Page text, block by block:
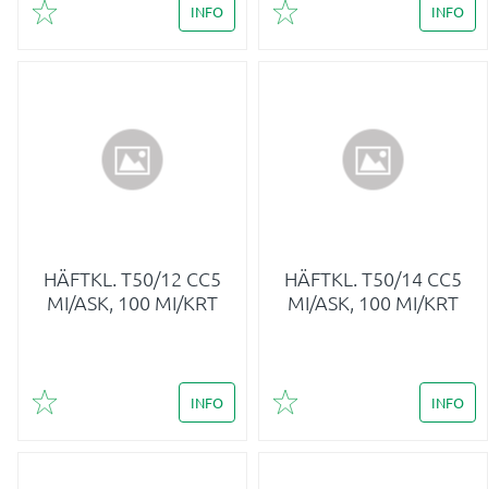
Lägg till i favoriter
INFO
Lägg till i favoriter
INFO
HÄFTKL. T50/12 CC5
MI/ASK, 100 MI/KRT
Lägg till i favoriter
INFO
HÄFTKL. T50/14 CC5
MI/ASK, 100 MI/KRT
Lägg till i favoriter
INFO